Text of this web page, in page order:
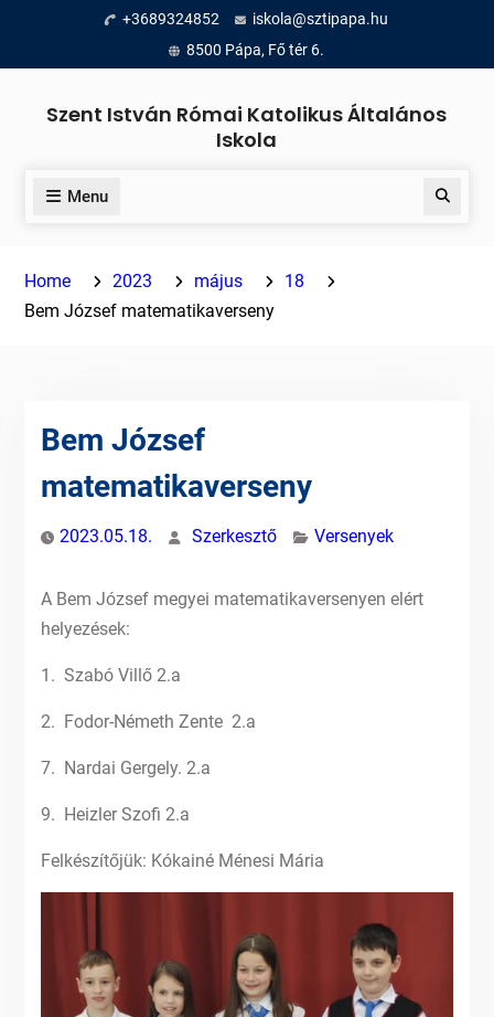
content
+3689324852
iskola@sztipapa.hu
8500 Pápa, Fő tér 6.
Szent István Római Katolikus Általános
Iskola
Menu Search
Home 2023 május
18
Bem József matematikaverseny
Bem József
matematikaverseny
2023.05.18. Szerkesztő Versenyek
A Bem József megyei matematikaversenyen elért
helyezések:
1. Szabó Villő 2.a
2. Fodor-Németh Zente 2.a
7. Nardai Gergely. 2.a
9. Heizler Szofi 2.a
Felkészítőjük: Kókainé Ménesi Mária